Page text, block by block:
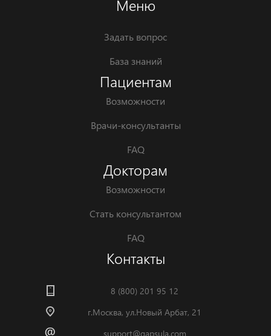
Меню
Задать вопрос
База знаний
Пациентам
Возможности
Врачи-консультанты
FAQ
Докторам
Возможности
Стать консультантом
FAQ
Контакты
8 (800) 201 95 12
г.Москва, ул.Новый Арбат, 21
support@qapsula.com